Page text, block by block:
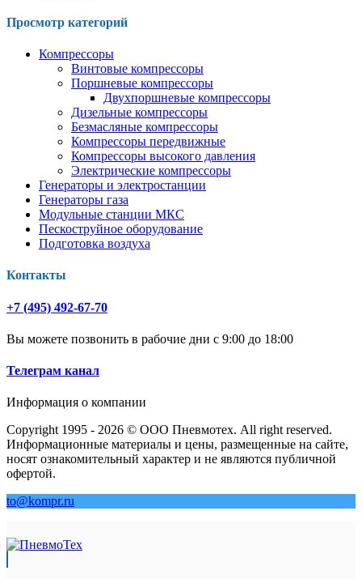
Просмотр категорий
Компрессоры
Винтовые компрессоры
Поршневые компрессоры
Двухпоршневые компрессоры
Дизельные компрессоры
Безмасляные компрессоры
Компрессоры передвижные
Компрессоры высокого давления
Электрические компрессоры
Генераторы и электростанции
Генераторы газа
Модульные станции МКС
Пескоструйное оборудование
Подготовка воздуха
Контакты
+7 (495) 492-67-70
Вы можете позвонить в рабочие дни с 9:00 до 18:00
Телеграм канал
Информация о компании
Copyright 1995 - 2026 © ООО Пневмотех. All right reserved.
Информационные материалы и цены, размещенные на сайте,
носят ознакомительный характер и не являются публичной
офертой.
to@kompr.ru